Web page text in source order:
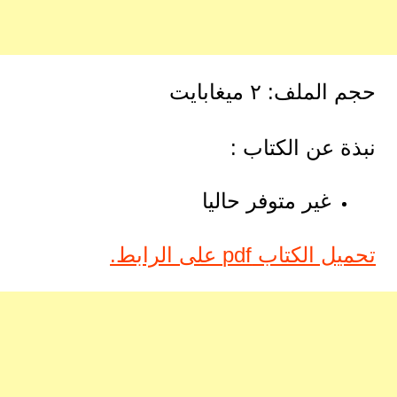
حجم الملف: ٢ ميغابايت
نبذة عن الكتاب :
غير متوفر حاليا
تحميل الكتاب pdf على الرابط.